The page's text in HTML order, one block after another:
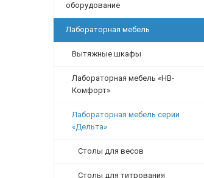
оборудование
Лабораторная мебель
Вытяжные шкафы
Лабораторная мебель «НВ-
Комфорт»
Лабораторная мебель серии
«Дельта»
Столы для весов
Столы для титрования